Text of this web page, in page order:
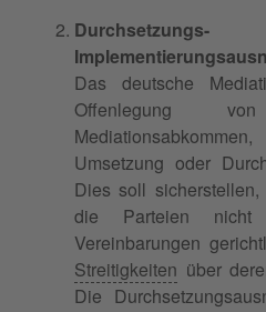
Das deutsche
Offenlegung
Umsetzung oder
Dies soll
die Parteien
Vereinbarungen
Streitigkeiten über
Die